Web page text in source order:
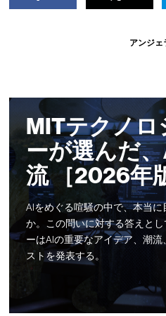
アンジェ
MITテクノロ
ーが選んだ
流 ［2026年
AIをめぐる喧騒の中で、本当
か。この問いに対する答えと
ーはAIの重要なアイデア、潮
ストを発表する。